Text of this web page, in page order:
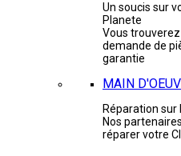
Un soucis sur
Planete
Vous
demande de
garantie
MAIN
Réparation
Nos
réparer votre